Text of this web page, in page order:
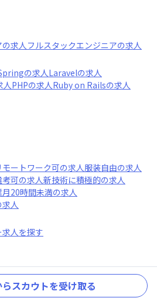
の求人フルスタックエンジニアの求人
の求人Laravelの求人
人PHPの求人Ruby on Railsの求人
モートワーク可の求人服装自由の求人
可の求人新技術に積極的の求人
月20時間未満の求人
求人
人を探す
スカウトを受け取る